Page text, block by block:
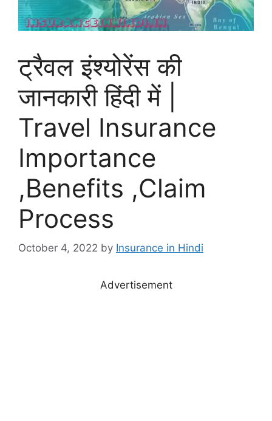
ट्रैवल इंश्योरेंस की
जानकारी हिंदी में |
Travel Insurance
Importance
,Benefits ,Claim
Process
October 4, 2022 by Insurance in Hindi
Advertisement